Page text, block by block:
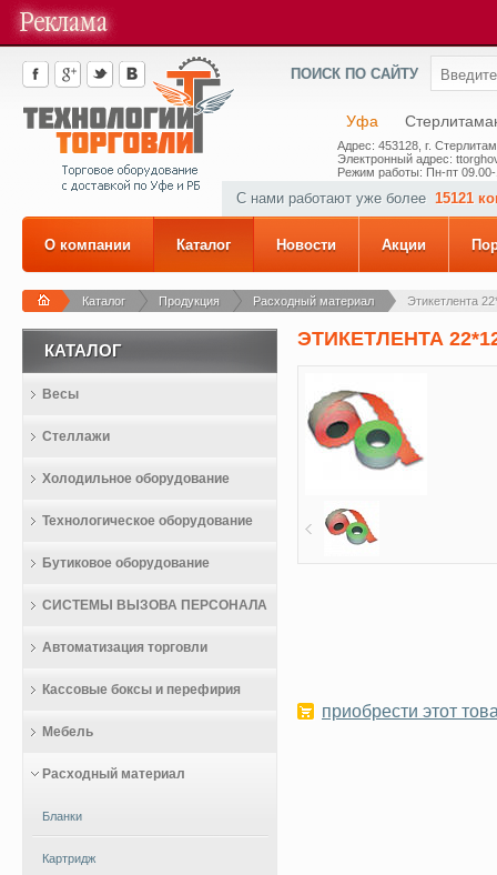
ПОИСК ПО САЙТУ
Уфа
Адрес: 453128, г.
Электронный адрес:
Режим работы: Пн-пт
С нами работают уже более 15121
О компании Каталог Новости Акции
Каталог Продукция Расходный материал Этикетлента
ЭТИКЕТЛЕНТА
приобрести этот
КАТАЛОГ
Весы
Стеллажи
Холодильное оборудование
Технологическое оборудование
Бутиковое оборудование
СИСТЕМЫ ВЫЗОВА ПЕРСОНАЛА
Автоматизация торговли
Кассовые боксы и перефирия
Мебель
Расходный материал
Бланки
Картридж